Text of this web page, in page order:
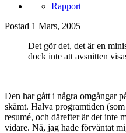
Rapport
Postad 1 Mars, 2005
Det gör det, det är en
dock inte att avsnitten
Den har gått i några omgångar
skämt. Halva programtiden
resumé, och därefter är det inte
vidare. Nä, jag hade förväntat